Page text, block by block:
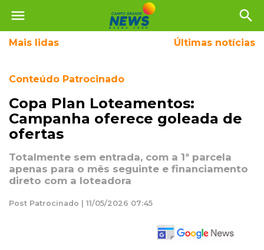
menu search
Mais lidas Últimas notícias
Conteúdo Patrocinado
Copa Plan Loteamentos:
Campanha oferece goleada de
ofertas
Totalmente sem entrada, com a 1ª parcela
apenas para o mês seguinte e financiamento
direto com a loteadora
Post Patrocinado | 11/05/2026 07:45